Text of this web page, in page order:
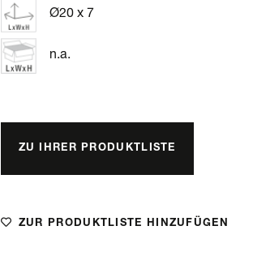
Ø20 x 7
n.a.
ZU IHRER PRODUKTLISTE
ZUR PRODUKTLISTE HINZUFÜGEN